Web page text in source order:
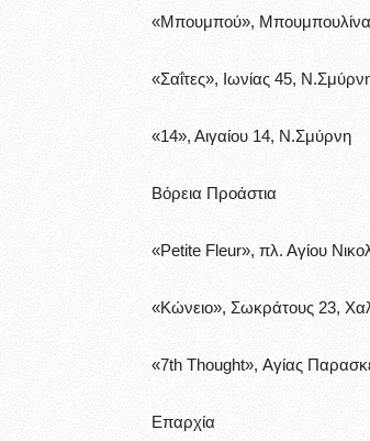
«Μπουμπού»,
«Σαΐτες», Ιωνίας 45,
«14», Αιγαίου 14, Ν.Σμύρνη
Βόρεια Προάστια
«Petite Fleur», πλ. Αγίου
«Κώνειο», Σωκράτους 23,
«7th Thought», Αγίας
Επαρχία